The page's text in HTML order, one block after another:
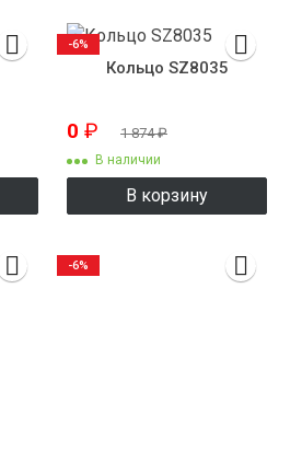
Кольцо SZ8035
0 ₽ 1 874₽
В наличии
В корзину
-6%
-6%